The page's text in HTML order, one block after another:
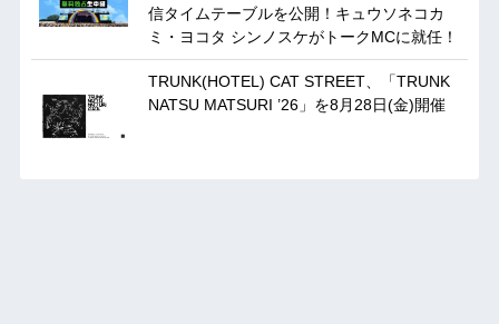
信タイムテーブルを公開！キュウソネコカ
ミ・ヨコタ シンノスケがトークMCに就任！
TRUNK(HOTEL) CAT STREET、「TRUNK
NATSU MATSURI ’26」を8月28日(金)開催